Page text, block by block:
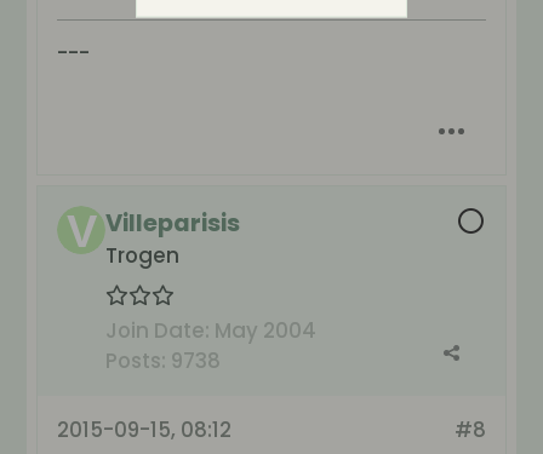
---
Villeparisis
Trogen
Join Date: May 2004
Posts: 9738
#8
2015-09-15, 08:12